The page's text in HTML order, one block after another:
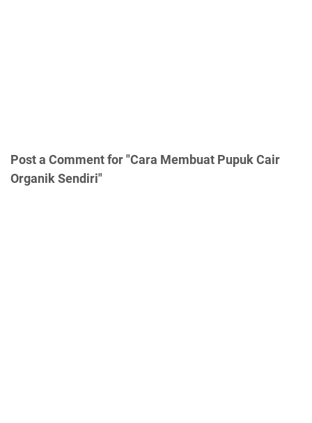
Post a Comment for "Cara Membuat Pupuk Cair
Organik Sendiri"